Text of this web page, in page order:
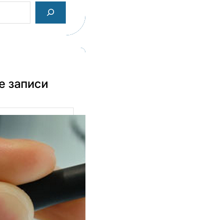
записи
в Казани:
для бизнеса